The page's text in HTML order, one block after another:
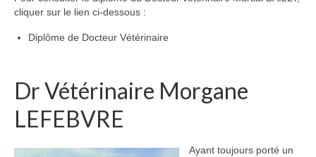
cliquer sur le lien ci-dessous :
Diplôme de Docteur Vétérinaire
Dr Vétérinaire Morgane
LEFEBVRE
Ayant toujours porté un